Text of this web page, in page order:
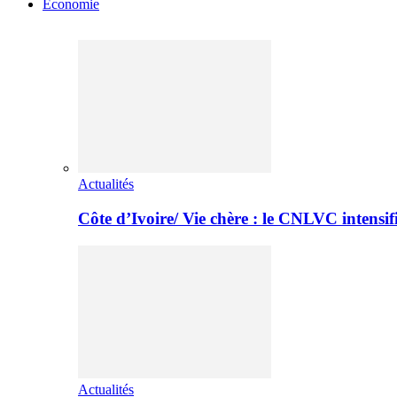
Economie
Actualités
Côte d’Ivoire/ Vie chère : le CNLVC
Actualités